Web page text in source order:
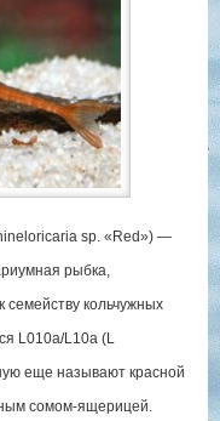
sp. «Red») —
рыбка,
семейству кольчужных
L010a/L10a (L
еще называют красной
сомом-ящерицей.